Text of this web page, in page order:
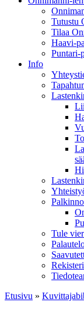
Tutustu
Tilaa
Haavi-
Puntari-
Info
Tule
Etusivu »